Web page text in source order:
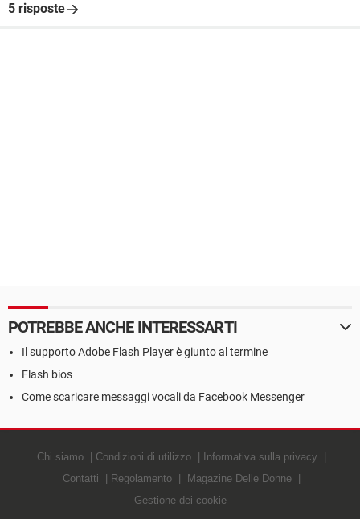
5 risposte
POTREBBE ANCHE INTERESSARTI
Il supporto Adobe Flash Player è giunto al termine
Flash bios
Come scaricare messaggi vocali da Facebook Messenger
Chi siamo Condizioni di utilizzo
Informativa sulla privacy
Contatti
Regolamento
Magazine Delle Donne
Gestione dei cookie